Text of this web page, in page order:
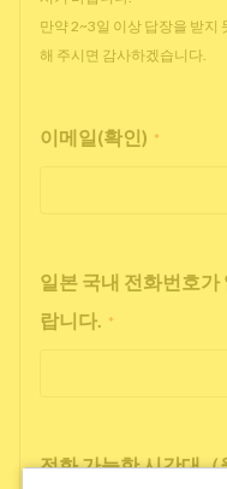
만약 2~3일 이상 답장을 받지
해 주시면 감사하겠습니다.
이메일(확인) *
일본 국내 전화번호
랍니다.
*
전화 가능한 시간대